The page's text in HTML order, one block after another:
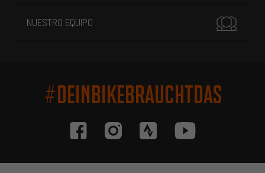
NUESTRO EQUIPO
#DEINBIKEBRAUCHTDAS